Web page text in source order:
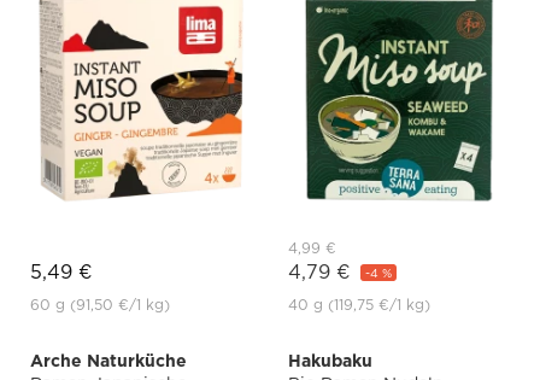
5,49 €
60 g (91,50 €/1 kg)
4,99 €
4,79 € -4 %
40 g (119,75 €/1 kg)
Arche Naturküche
Hakubaku